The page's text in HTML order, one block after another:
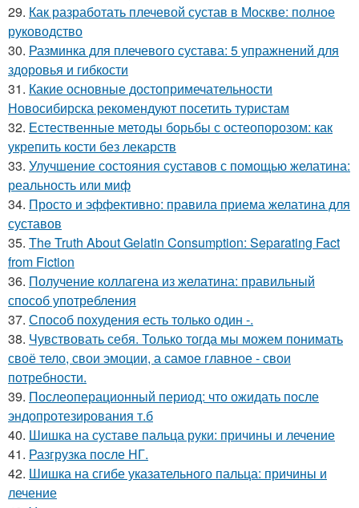
29. Как разработать плечевой сустав в Москве: полное
руководство
30. Разминка для плечевого сустава: 5 упражнений для
здоровья и гибкости
31. Какие основные достопримечательности
Новосибирска рекомендуют посетить туристам
32. Естественные методы борьбы с остеопорозом: как
укрепить кости без лекарств
33. Улучшение состояния суставов с помощью желатина:
реальность или миф
34. Просто и эффективно: правила приема желатина для
суставов
35. The Truth About Gelatin Consumption: Separating Fact
from Fiction
36. Получение коллагена из желатина: правильный
способ употребления
37. Способ похудения есть только один -.
38. Чувствовать себя. Только тогда мы можем понимать
своё тело, свои эмоции, а самое главное - свои
потребности.
39. Послеоперационный период: что ожидать после
эндопротезирования т.б
40. Шишка на суставе пальца руки: причины и лечение
41. Разгрузка после НГ.
42. Шишка на сгибе указательного пальца: причины и
лечение